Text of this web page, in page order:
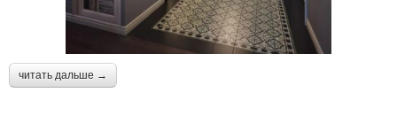
читать дальше →